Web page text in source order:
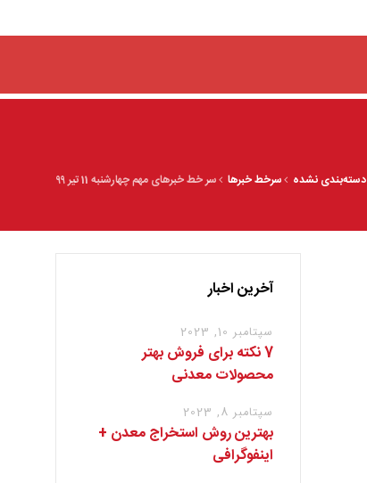
دسته‌بندی نشده سرخط خبرها سر خط خبرهای مهم چهارشنبه 11 تیر ۹۹
آخرین اخبار
سپتامبر 10, 2023
7 نکته برای فروش بهتر
محصولات معدنی
سپتامبر 8, 2023
بهترین روش استخراج معدن +
اینفوگرافی